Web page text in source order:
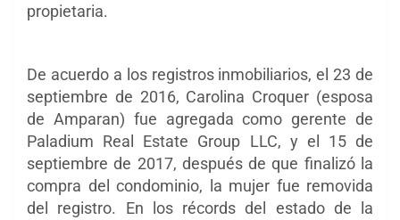
propietaria.
De acuerdo a los registros inmobiliarios, el 23 de
septiembre de 2016, Carolina Croquer (esposa
de Amparan) fue agregada como gerente de
Paladium Real Estate Group LLC, y el 15 de
septiembre de 2017, después de que finalizó la
compra del condominio, la mujer fue removida
del registro. En los récords del estado de la